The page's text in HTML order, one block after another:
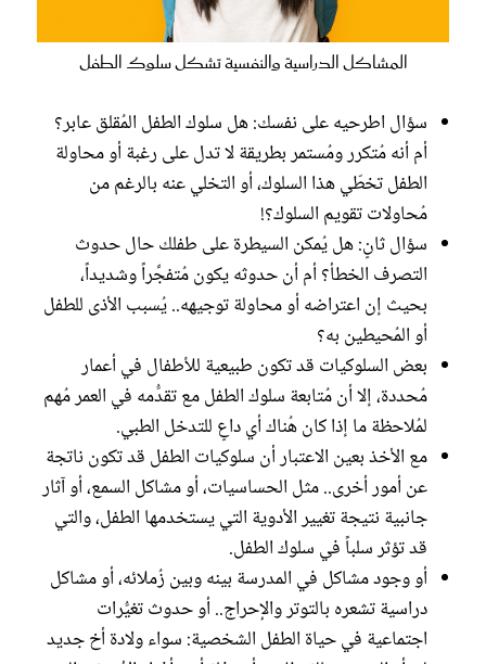
المشاكل الدراسية والنفسية تشكل سلوك الطفل
سؤال اطرحيه على نفسك: هل سلوك الطفل المُقلق عابر؟
أم أنه مُتكرر ومُستمر بطريقة لا تدل على رغبة أو محاولة
الطفل تخطّي هذا السلوك، أو التخلي عنه بالرغم من
مُحاولات تقويم السلوك؟!
سؤال ثانٍ: هل يُمكن السيطرة على طفلك حال حدوث
التصرف الخطأ؟ أم أن حدوثه يكون مُتفجِّراً وشديداً،
بحيث إن اعتراضه أو محاولة توجيهه.. يُسبب الأذى للطفل
أو المُحيطين به؟
بعض السلوكيات قد تكون طبيعية للأطفال في أعمار
مُحددة، إلا أن مُتابعة سلوك الطفل مع تقدُّمه في العمر مُهم
لمُلاحظة ما إذا كان هُناك أي داعٍ للتدخل الطبي.
مع الأخذ بعين الاعتبار أن سلوكيات الطفل قد تكون ناتجة
عن أمور أخرى.. مثل الحساسيات، أو مشاكل السمع، أو آثار
جانبية نتيجة تغيير الأدوية التي يستخدمها الطفل، والتي
قد تؤثر سلباً في سلوك الطفل.
أو وجود مشاكل في المدرسة بينه وبين زُملائه، أو مشاكل
دراسية تشعره بالتوتر والإحراج.. أو حدوث تغيُّرات
اجتماعية في حياة الطفل الشخصية: سواء ولادة أخ جديد